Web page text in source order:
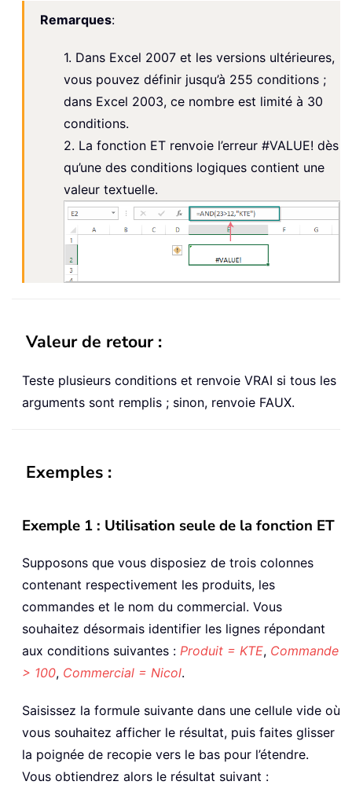
Remarques:
1. Dans Excel 2007 et les versions ultérieures,
vous pouvez définir jusqu’à 255 conditions ;
dans Excel 2003, ce nombre est limité à 30
conditions.
2. La fonction ET renvoie l’erreur #VALUE! dès
qu’une des conditions logiques contient une
valeur textuelle.
Valeur de retour :
Teste plusieurs conditions et renvoie VRAI si tous les
arguments sont remplis ; sinon, renvoie FAUX.
Exemples :
Exemple 1 : Utilisation seule de la fonction ET
Supposons que vous disposiez de trois colonnes
contenant respectivement les produits, les
commandes et le nom du commercial. Vous
souhaitez désormais identifier les lignes répondant
aux conditions suivantes : Produit = KTE, Commande
> 100, Commercial = Nicol.
Saisissez la formule suivante dans une cellule vide où
vous souhaitez afficher le résultat, puis faites glisser
la poignée de recopie vers le bas pour l’étendre.
Vous obtiendrez alors le résultat suivant :